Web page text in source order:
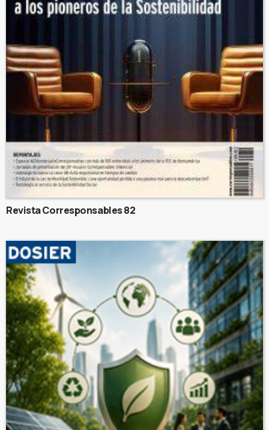
Revista Corresponsables 82